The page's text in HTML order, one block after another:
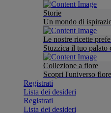
Storie
Un mondo di
Le nostre ricette
Stuzzica il tuo palato
Collezione a fiore
Scopri l'universo
Registrati
Lista dei desideri
Registrati
Lista dei desideri